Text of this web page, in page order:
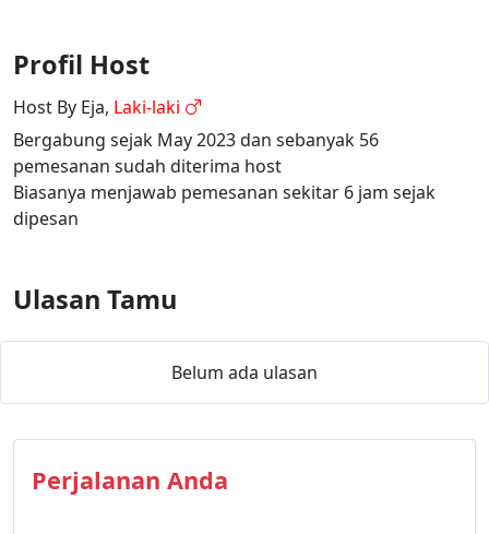
Profil Host
Host By Eja, Laki-laki
Bergabung sejak May 2023 dan sebanyak 56
pemesanan sudah diterima host
Biasanya menjawab pemesanan sekitar 6 jam sejak
dipesan
Ulasan Tamu
Belum ada ulasan
Perjalanan Anda